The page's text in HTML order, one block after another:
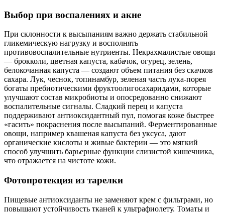
Выбор при воспалениях и акне
При склонности к высыпаниям важно держать стабильной
гликемическую нагрузку и восполнять
противовоспалительные нутриенты. Некрахмалистые овощи
— брокколи, цветная капуста, кабачок, огурец, зелень,
белокочанная капуста — создают объем питания без скачков
сахара. Лук, чеснок, топинамбур, зеленая часть лука-порея
богаты пребиотическими фруктоолигосахаридами, которые
улучшают состав микробиоты и опосредованно снижают
воспалительные сигналы. Сладкий перец и капуста
поддерживают антиоксидантный пул, помогая коже быстрее
«гасить» покраснения после высыпаний. Ферментированные
овощи, например квашеная капуста без уксуса, дают
органические кислоты и живые бактерии — это мягкий
способ улучшить барьерные функции слизистой кишечника,
что отражается на чистоте кожи.
Фотопротекция из тарелки
Пищевые антиоксиданты не заменяют крем с фильтрами, но
повышают устойчивость тканей к ультрафиолету. Томаты и